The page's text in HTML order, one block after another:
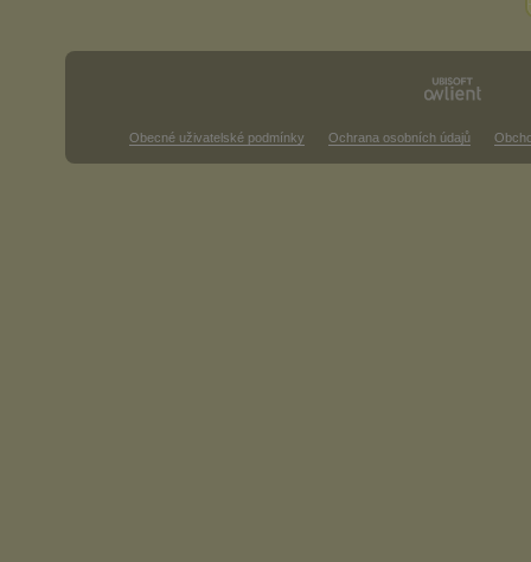
Obecné uživatelské podmínky Ochrana osobních údajů